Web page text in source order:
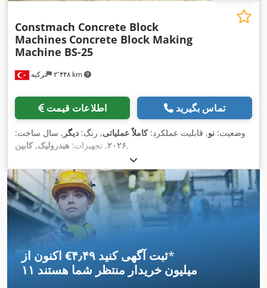
ترکیه ۲٬۴۴۸ km
Constmach Concrete Block
Machines Concrete Block Making
Machine BS-25
اطلاعات قیمت تماس بگیرید
وضعیت: نو, قابلیت عملکرد:کاملاً عملیاتی, رنگ: دیگر , سال ساخت:
۲۰۲۶, تجهیزات: هیدرولیک, کابین ,
اکنون از ‎€۴٫۴۹ ثبت آگهی کنید*
۱۱ میلیون خریدار منتظر شما هستند